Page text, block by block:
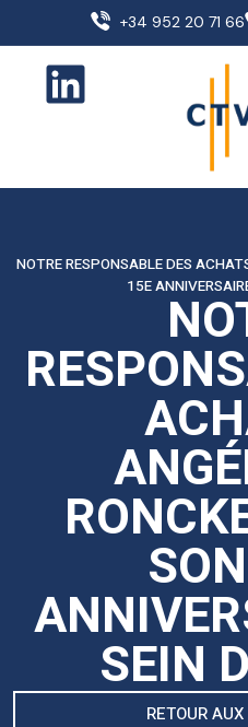
+34 952 20 71 66
NOTRE RESPONSABLE DES
15E
SEIN
RETOUR